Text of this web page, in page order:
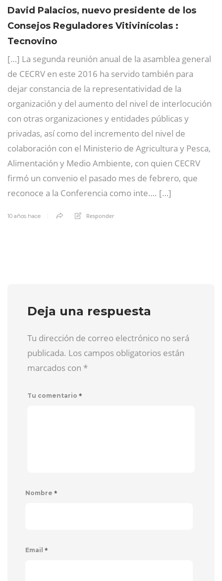
David Palacios, nuevo presidente de los
Consejos Reguladores Vitivinícolas :
Tecnovino
[…] La segunda reunión anual de la asamblea general
de CECRV en este 2016 ha servido también para
dejar constancia de la representatividad de la
organización y del aumento del nivel de interlocución
con otras organizaciones y entidades públicas y
privadas, así como del incremento del nivel de
colaboración con el Ministerio de Agricultura y Pesca,
Alimentación y Medio Ambiente, con quien CECRV
firmó un convenio el pasado mes de febrero, que
reconoce a la Conferencia como inte…. […]
10 años hace Responder
Deja una respuesta
Tu dirección de correo electrónico no será
publicada. Los campos obligatorios están
marcados con *
Tu comentario *
Nombre *
Email *